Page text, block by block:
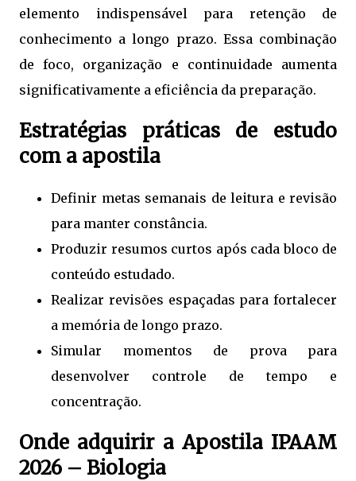
elemento indispensável para retenção de
conhecimento a longo prazo. Essa combinação
de foco, organização e continuidade aumenta
significativamente a eficiência da preparação.
Estratégias práticas de estudo
com a apostila
Definir metas semanais de leitura e revisão
para manter constância.
Produzir resumos curtos após cada bloco de
conteúdo estudado.
Realizar revisões espaçadas para fortalecer
a memória de longo prazo.
Simular momentos de prova para
desenvolver controle de tempo e
concentração.
Onde adquirir a Apostila IPAAM
2026 – Biologia